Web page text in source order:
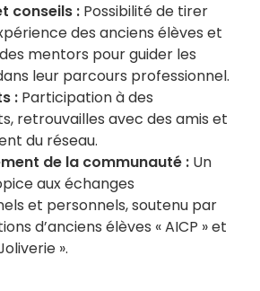
conseils : Possibilité de tirer
des anciens élèves et
mentors pour guider les
leur parcours professionnel.
: Participation à des
retrouvailles avec des amis et
du réseau.
de la communauté : Un
aux échanges
et personnels, soutenu par
d’anciens élèves « AICP » et
».